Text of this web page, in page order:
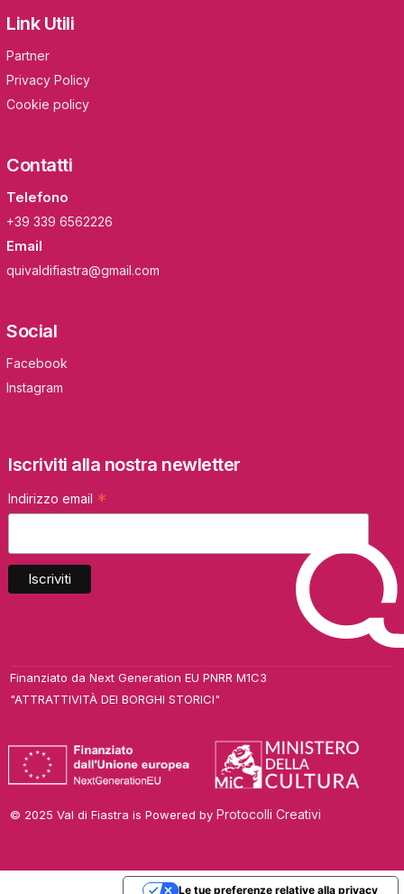
Link Utili
Partner
Privacy Policy
Cookie policy
Contatti
Telefono
+39 339 6562226
Email
quivaldifiastra@gmail.com
Social
Facebook
Instagram
Iscriviti alla nostra newletter
Indirizzo email *
Finanziato da Next Generation EU PNRR M1C3
"ATTRATTIVITÀ DEI BORGHI STORICI"
© 2025 Val di Fiastra is Powered by Protocolli Creativi
Le tue preferenze relative alla privacy